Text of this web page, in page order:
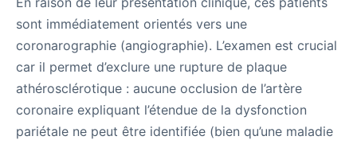
sont immédiatement orientés vers une
coronarographie (angiographie). L’examen est crucial
car il permet d’exclure une rupture de plaque
athérosclérotique : aucune occlusion de l’artère
coronaire expliquant l’étendue de la dysfonction
pariétale ne peut être identifiée (bien qu’une maladie